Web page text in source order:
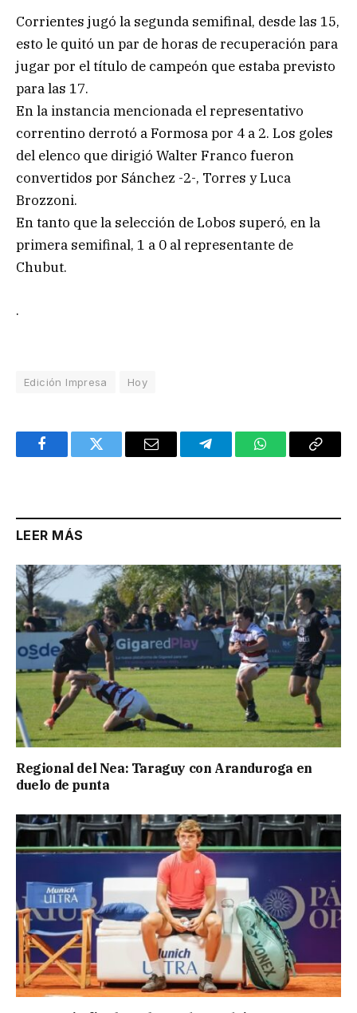
Corrientes jugó la segunda semifinal, desde las 15,
esto le quitó un par de horas de recuperación para
jugar por el título de campeón que estaba previsto
para las 17.
En la instancia mencionada el representativo
correntino derrotó a Formosa por 4 a 2. Los goles
del elenco que dirigió Walter Franco fueron
convertidos por Sánchez -2-, Torres y Luca
Brozzoni.
En tanto que la selección de Lobos superó, en la
primera semifinal, 1 a 0 al representante de
Chubut.
.
Edición Impresa Hoy
FacebookTwitter Email TelegramWhatsAppCopy
LEER MÁS
Regional del Nea: Taraguy con Aranduroga en
duelo de punta